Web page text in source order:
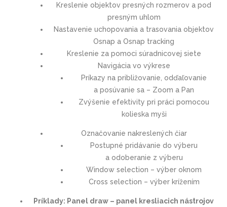
Kreslenie objektov presných rozmerov a pod
presným uhlom
Nastavenie uchopovania a trasovania objektov
Osnap a Osnap tracking
Kreslenie za pomoci súradnicovej siete
Navigácia vo výkrese
Príkazy na približovanie, odďaľovanie
a posúvanie sa – Zoom a Pan
Zvýšenie efektivity pri práci pomocou
kolieska myši
Označovanie nakreslených čiar
Postupné pridávanie do výberu
a odoberanie z výberu
Window selection – výber oknom
Cross selection – výber krížením
Príklady: Panel draw – panel kresliacich nástrojov